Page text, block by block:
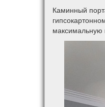
Каминный
максимальную